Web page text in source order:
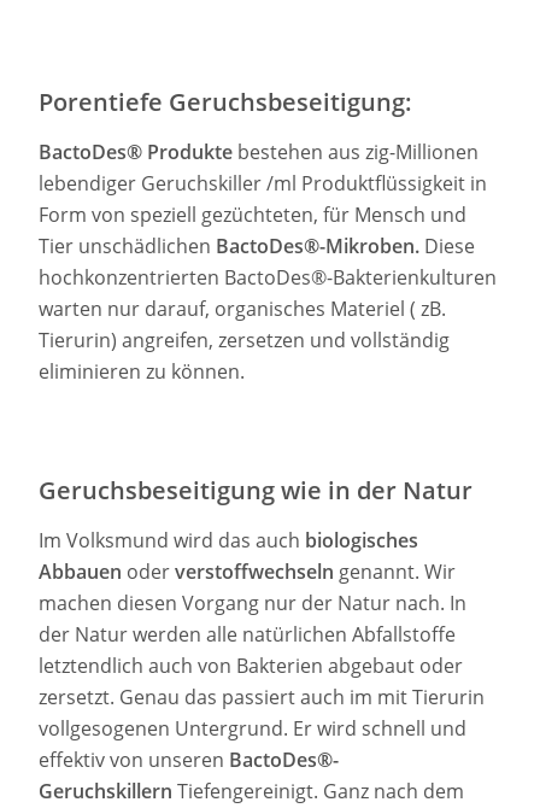
Porentiefe Geruchsbeseitigung:
BactoDes® Produkte bestehen aus zig-Millionen
lebendiger Geruchskiller /ml Produktflüssigkeit in
Form von speziell gezüchteten, für Mensch und
Tier unschädlichen BactoDes®-Mikroben. Diese
hochkonzentrierten BactoDes®-Bakterienkulturen
warten nur darauf, organisches Materiel ( zB.
Tierurin) angreifen, zersetzen und vollständig
eliminieren zu können.
Geruchsbeseitigung wie in der Natur
Im Volksmund wird das auch biologisches
Abbauen oderverstoffwechseln genannt. Wir
machen diesen Vorgang nur der Natur nach. In
der Natur werden alle natürlichen Abfallstoffe
letztendlich auch von Bakterien abgebaut oder
zersetzt. Genau das passiert auch im mit Tierurin
vollgesogenen Untergrund. Er wird schnell und
effektiv von unseren BactoDes®-
Geruchskillern Tiefengereinigt. Ganz nach dem